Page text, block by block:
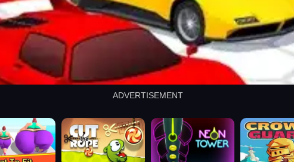
ADVERTISEMENT
cut the rope neon tower crown guard